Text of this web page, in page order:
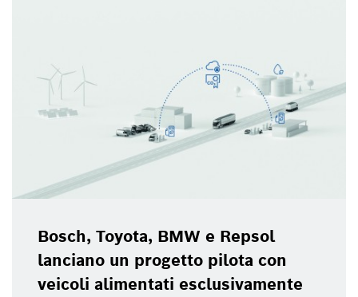
Bosch, Toyota, BMW e Repsol
lanciano un progetto pilota con
veicoli alimentati esclusivamente